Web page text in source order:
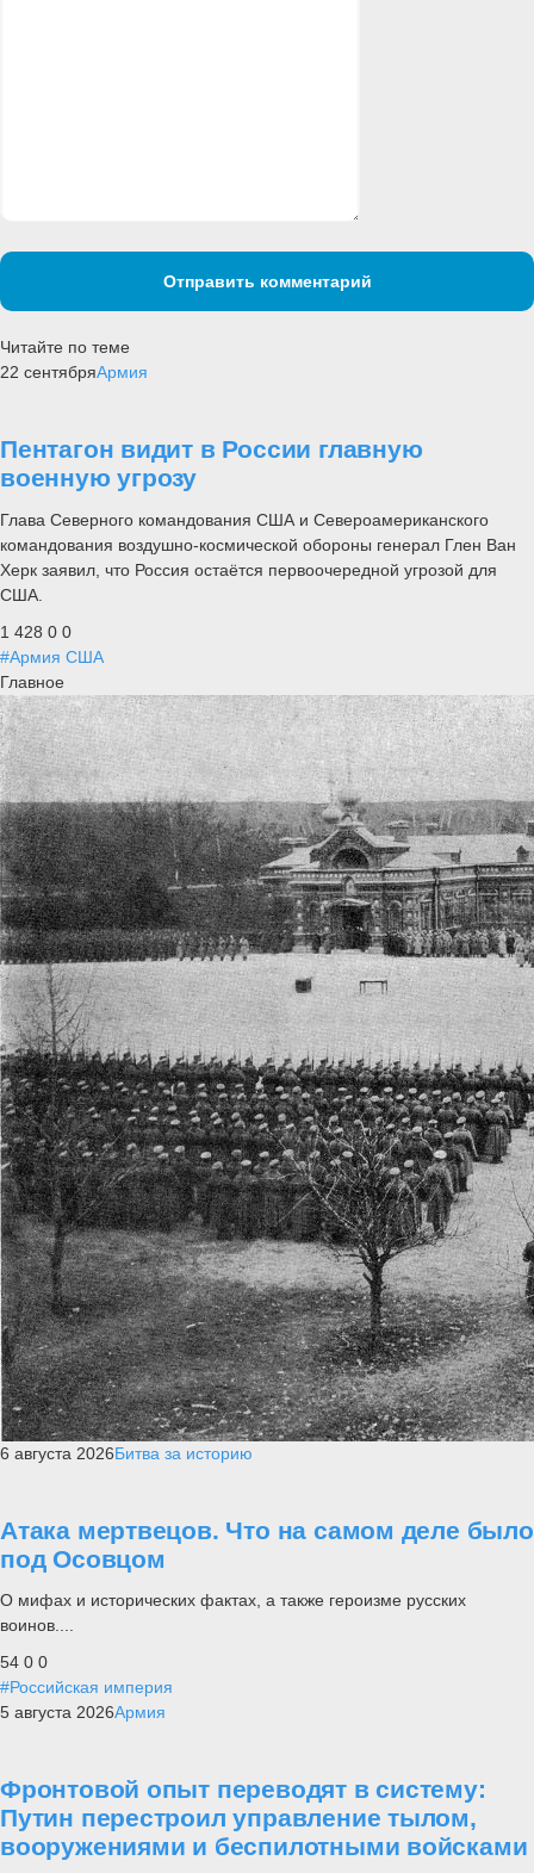
Отправить комментарий
Читайте по теме
22 сентябряАрмия
Пентагон видит в России главную
военную угрозу
Глава Северного командования США и Североамериканского
командования воздушно-космической обороны генерал Глен Ван
Херк заявил, что Россия остаётся первоочередной угрозой для
США.
1 428 0 0
#Армия США
Главное
6 августа 2026Битва за историю
Атака мертвецов. Что на самом деле было
под Осовцом
О мифах и исторических фактах, а также героизме русских
воинов....
54 0 0
#Российская империя
5 августа 2026Армия
Фронтовой опыт переводят в систему:
Путин перестроил управление тылом,
вооружениями и беспилотными войсками